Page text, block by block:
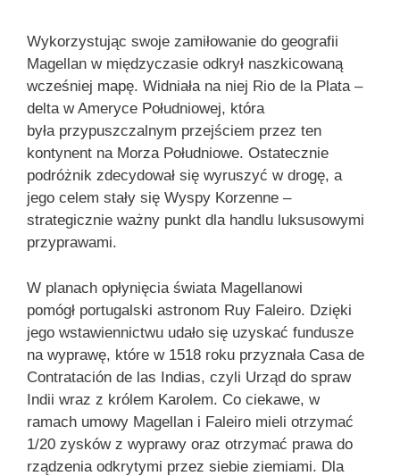
Wykorzystując swoje zamiłowanie do geografii
Magellan w międzyczasie odkrył naszkicowaną
wcześniej mapę. Widniała na niej Rio de la Plata –
delta w Ameryce Południowej, która
była przypuszczalnym przejściem przez ten
kontynent na Morza Południowe. Ostatecznie
podróżnik zdecydował się wyruszyć w drogę, a
jego celem stały się Wyspy Korzenne –
strategicznie ważny punkt dla handlu luksusowymi
przyprawami.
W planach opłynięcia świata Magellanowi
pomógł portugalski astronom Ruy Faleiro. Dzięki
jego wstawiennictwu udało się uzyskać fundusze
na wyprawę, które w 1518 roku przyznała Casa de
Contratación de las Indias, czyli Urząd do spraw
Indii wraz z królem Karolem. Co ciekawe, w
ramach umowy Magellan i Faleiro mieli otrzymać
1/20 zysków z wyprawy oraz otrzymać prawa do
rządzenia odkrytymi przez siebie ziemiami. Dla